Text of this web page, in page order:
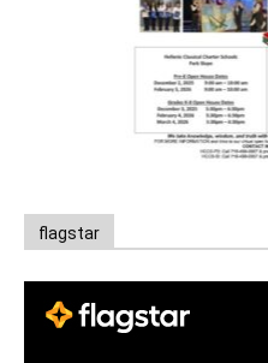
flagstar